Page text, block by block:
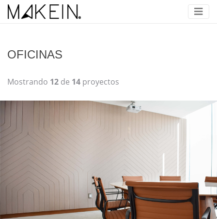
OFICINAS
Mostrando 12 de 14 proyectos